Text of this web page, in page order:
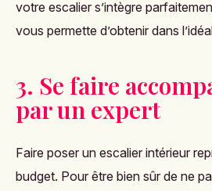
votre escalier s’intègre
vous permette d’obtenir dans
3. Se faire
par un expert
Faire poser un escalier intérieur
budget. Pour être bien sûr de ne